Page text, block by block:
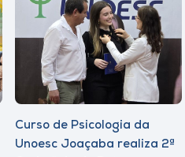
Curso de Psicologia da
Unoesc Joaçaba realiza 2ª